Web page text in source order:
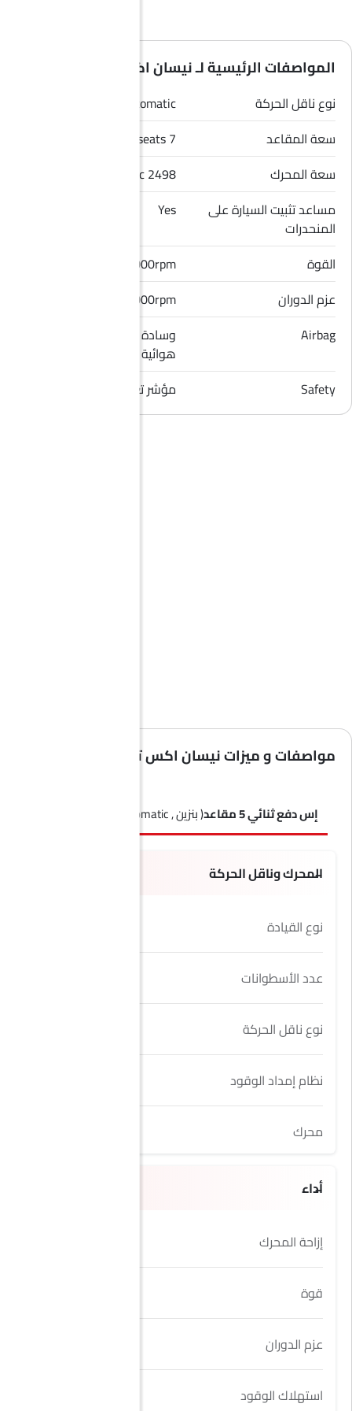
المواصفات الرئيسية لـ نيسان اكس تريل 2026
نوع ناقل الحركة
Automatic
سعة المقاعد
7 seats
سعة المحرك
2498 cc
مساعد تثبيت السيارة على
المنحدرات
Yes
القوة
181Hp@6000rpm
عزم الدوران
244Nm@4000rpm
Airbag
وسادة هوائية للسائق, وسادة
هوائية للراكب الأمامي
Safety
مؤشر تغيير المسار
مواصفات و ميزات نيسان اكس تريل
إس دفع ثنائي 5 مقاعد ( بنزين , Automatic )
المحرك وناقل الحركة
نوع القيادة
عدد الأسطوانات
نوع ناقل الحركة
نظام إمداد الوقود
محرك
أداء
إزاحة المحرك
قوة
عزم الدوران
استهلاك الوقود